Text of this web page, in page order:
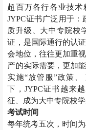
超百万各行各业技术
JYPC证书广泛用于：
质升级、大中专院校
证，是国际通行的认
会地位，往往更加重
产的实际需要，更加
实施“放管服”政策
下， JYPC证书越来
征、成为大中专院校
考试时间
每年统考五次，时间为